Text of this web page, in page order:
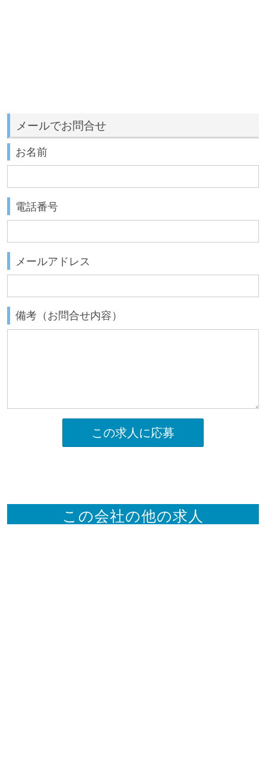
メールでお問合せ
お名前
電話番号
メールアドレス
備考（お問合せ内容）
この求人に応募
この会社の他の求人